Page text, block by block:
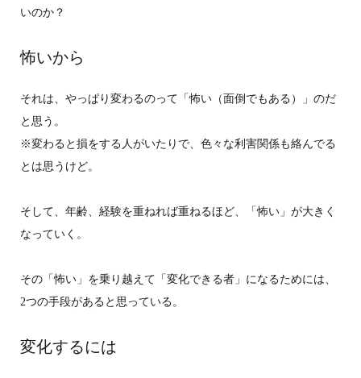
いのか？
怖いから
それは、やっぱり変わるのって「怖い（面倒でもある）」のだ
と思う。
※変わると損をする人がいたりで、色々な利害関係も絡んでる
とは思うけど。
そして、年齢、経験を重ねれば重ねるほど、「怖い」が大きく
なっていく。
その「怖い」を乗り越えて「変化できる者」になるためには、
2つの手段があると思っている。
変化するには